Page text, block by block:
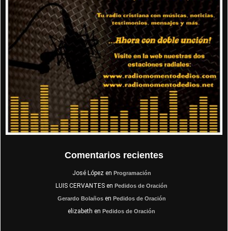
Comentarios recientes
José Lópezen Programación
LUIS CERVANTES en Pedidos de Oración
Gerardo Bolañosen Pedidos de Oración
elizabeth en Pedidos de Oración